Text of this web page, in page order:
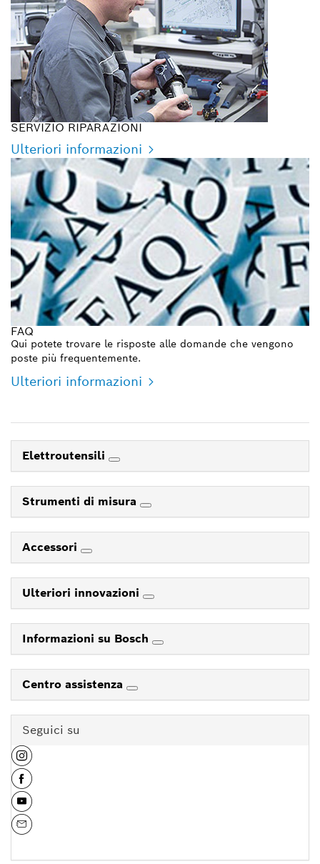
SERVIZIO RIPARAZIONI
Ulteriori informazioni
FAQ
Qui potete trovare le risposte alle domande che vengono
poste più frequentemente.
Ulteriori informazioni
Elettroutensili
Strumenti di misura
Accessori
Ulteriori innovazioni
Informazioni su Bosch
Centro assistenza
Seguici su